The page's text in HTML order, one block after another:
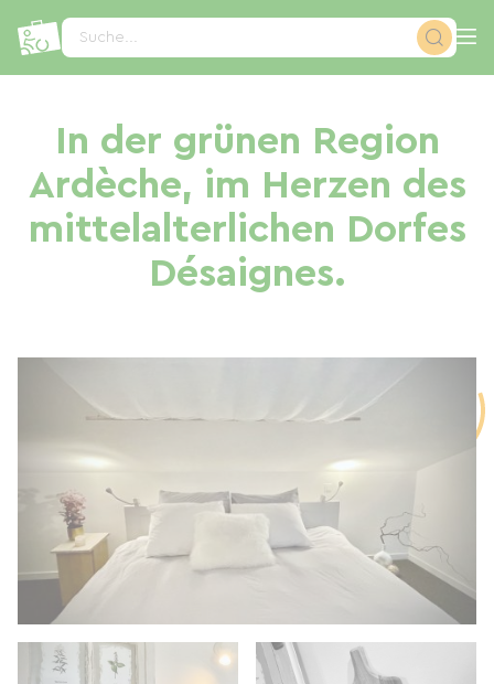
Suche...
In der grünen Region
Ardèche, im Herzen des
mittelalterlichen Dorfes
Désaignes.
Cookie-Einstellungen